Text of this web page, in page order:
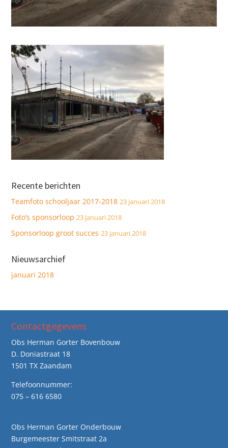
Recente berichten
Teamfoto schooljaar 2017-2018 23 januari 2018
Foto’s sponsorloop 23 januari 2018
Sponsorloop groot succes 23 januari 2018
Nieuwsarchief
januari 2018
Contactgegevens
Obs Herman Gorter Bovenbouw
D. Doniastraat 18
1501 TX Zaandam
Telefoonnummer:
075 – 616 6580
Obs Herman Gorter Onderbouw
Burgemeester Smitstraat 2a